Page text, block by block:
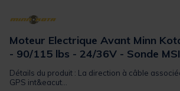
Moteur Electrique Avant Minn
- 90/115 lbs - 24/36V - Sonde
Détails du produit : La direction à câble
GPS int&eacut...